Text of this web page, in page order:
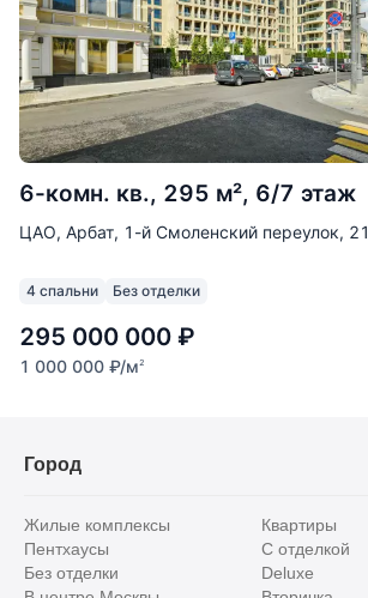
6-комн. кв., 295 м², 6/7 этаж
ЦАО, Арбат, 1-й Смоленский переулок, 21
4 спальни Без отделки
295 000 000 ₽
1 000 000 ₽/м2
Город
Жилые комплексы
Квартиры
Пентхаусы
С отделкой
Без отделки
Deluxe